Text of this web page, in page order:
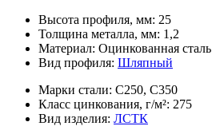
Высота профиля, мм: 25
Толщина металла, мм: 1,2
Материал: Оцинкованная сталь
Вид профиля: Шляпный
Марки стали: С250, С350
Класс цинкования, г/м²: 275
Вид изделия: ЛСТК